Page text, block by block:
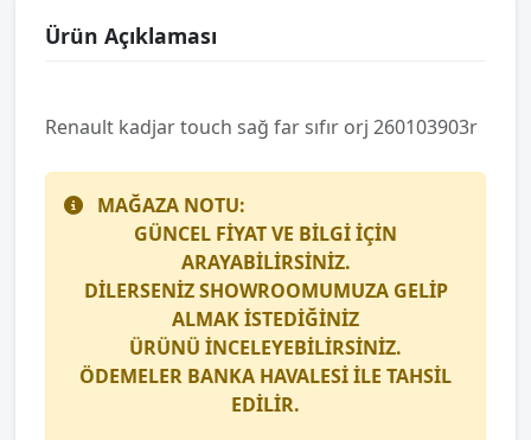
Ürün Açıklaması
Renault kadjar touch sağ far sıfır orj 260103903r
MAĞAZA NOTU:
GÜNCEL FİYAT VE BİLGİ İÇİN
ARAYABİLİRSİNİZ.
DİLERSENİZ SHOWROOMUMUZA GELİP
ALMAK İSTEDİĞİNİZ
ÜRÜNÜ İNCELEYEBİLİRSİNİZ.
ÖDEMELER BANKA HAVALESİ İLE TAHSİL
EDİLİR.